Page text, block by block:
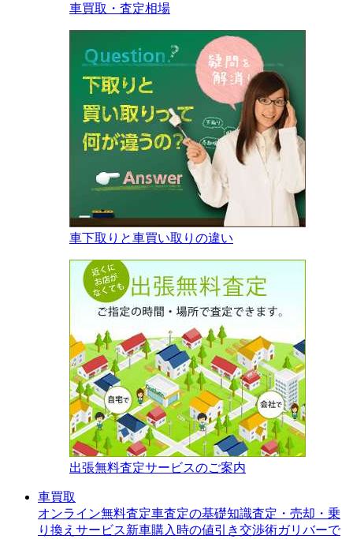
車買取・査定相場
車下取りと車買い取りの違い
出張無料査定サービスのご案内
車買取
オンライン無料査定車査定の基礎知識査定・売却・乗
り換えサービス新車購入時の値引き交渉術ガリバーで